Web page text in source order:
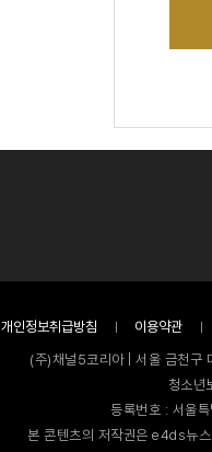
개인정보취급방침 이용약관
(주)채널5코리아 | 서울 금천
청소
등록번호 : 서울
본 콘텐츠의 저작권은 e4ds뉴